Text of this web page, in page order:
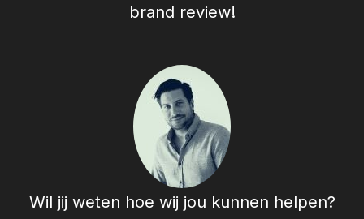
brand review!
Wil jij weten hoe wij jou kunnen helpen?